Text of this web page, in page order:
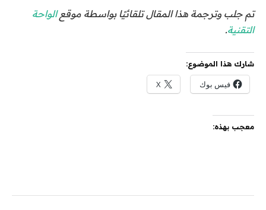
تم جلب وترجمة هذا المقال تلقائيًا بواسطة موقعالواحة
التقنية.
شارك هذا الموضوع:
فيس بوك X
معجب بهذه: